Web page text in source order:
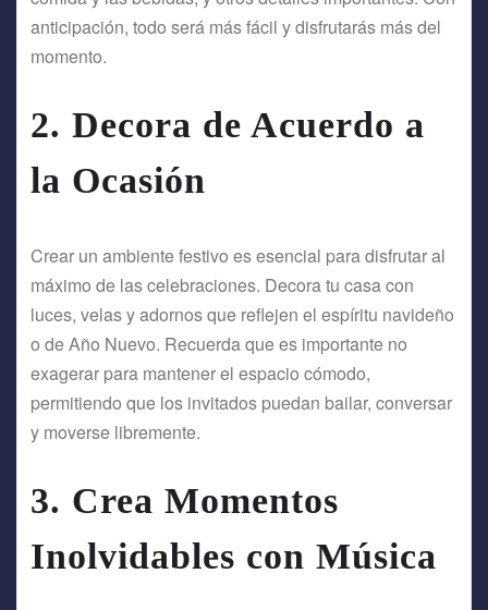
anticipación, todo será más fácil y disfrutarás más del
momento.
2. Decora de Acuerdo a
la Ocasión
Crear un ambiente festivo es esencial para disfrutar al
máximo de las celebraciones. Decora tu casa con
luces, velas y adornos que reflejen el espíritu navideño
o de Año Nuevo. Recuerda que es importante no
exagerar para mantener el espacio cómodo,
permitiendo que los invitados puedan bailar, conversar
y moverse libremente.
3. Crea Momentos
Inolvidables con Música